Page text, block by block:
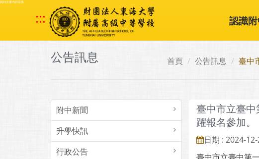
跳到主要內容區塊
::: 認識
公告訊息 首頁 公告訊息 臺中
附中新聞
升學快訊
行政公告
臺中市立臺
躍報名參加。
日期 : 2024-